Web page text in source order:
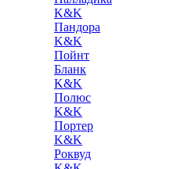
K&K
Пандора
K&K
Пойнт
Бланк
K&K
Полюс
K&K
Портер
K&K
Роквуд